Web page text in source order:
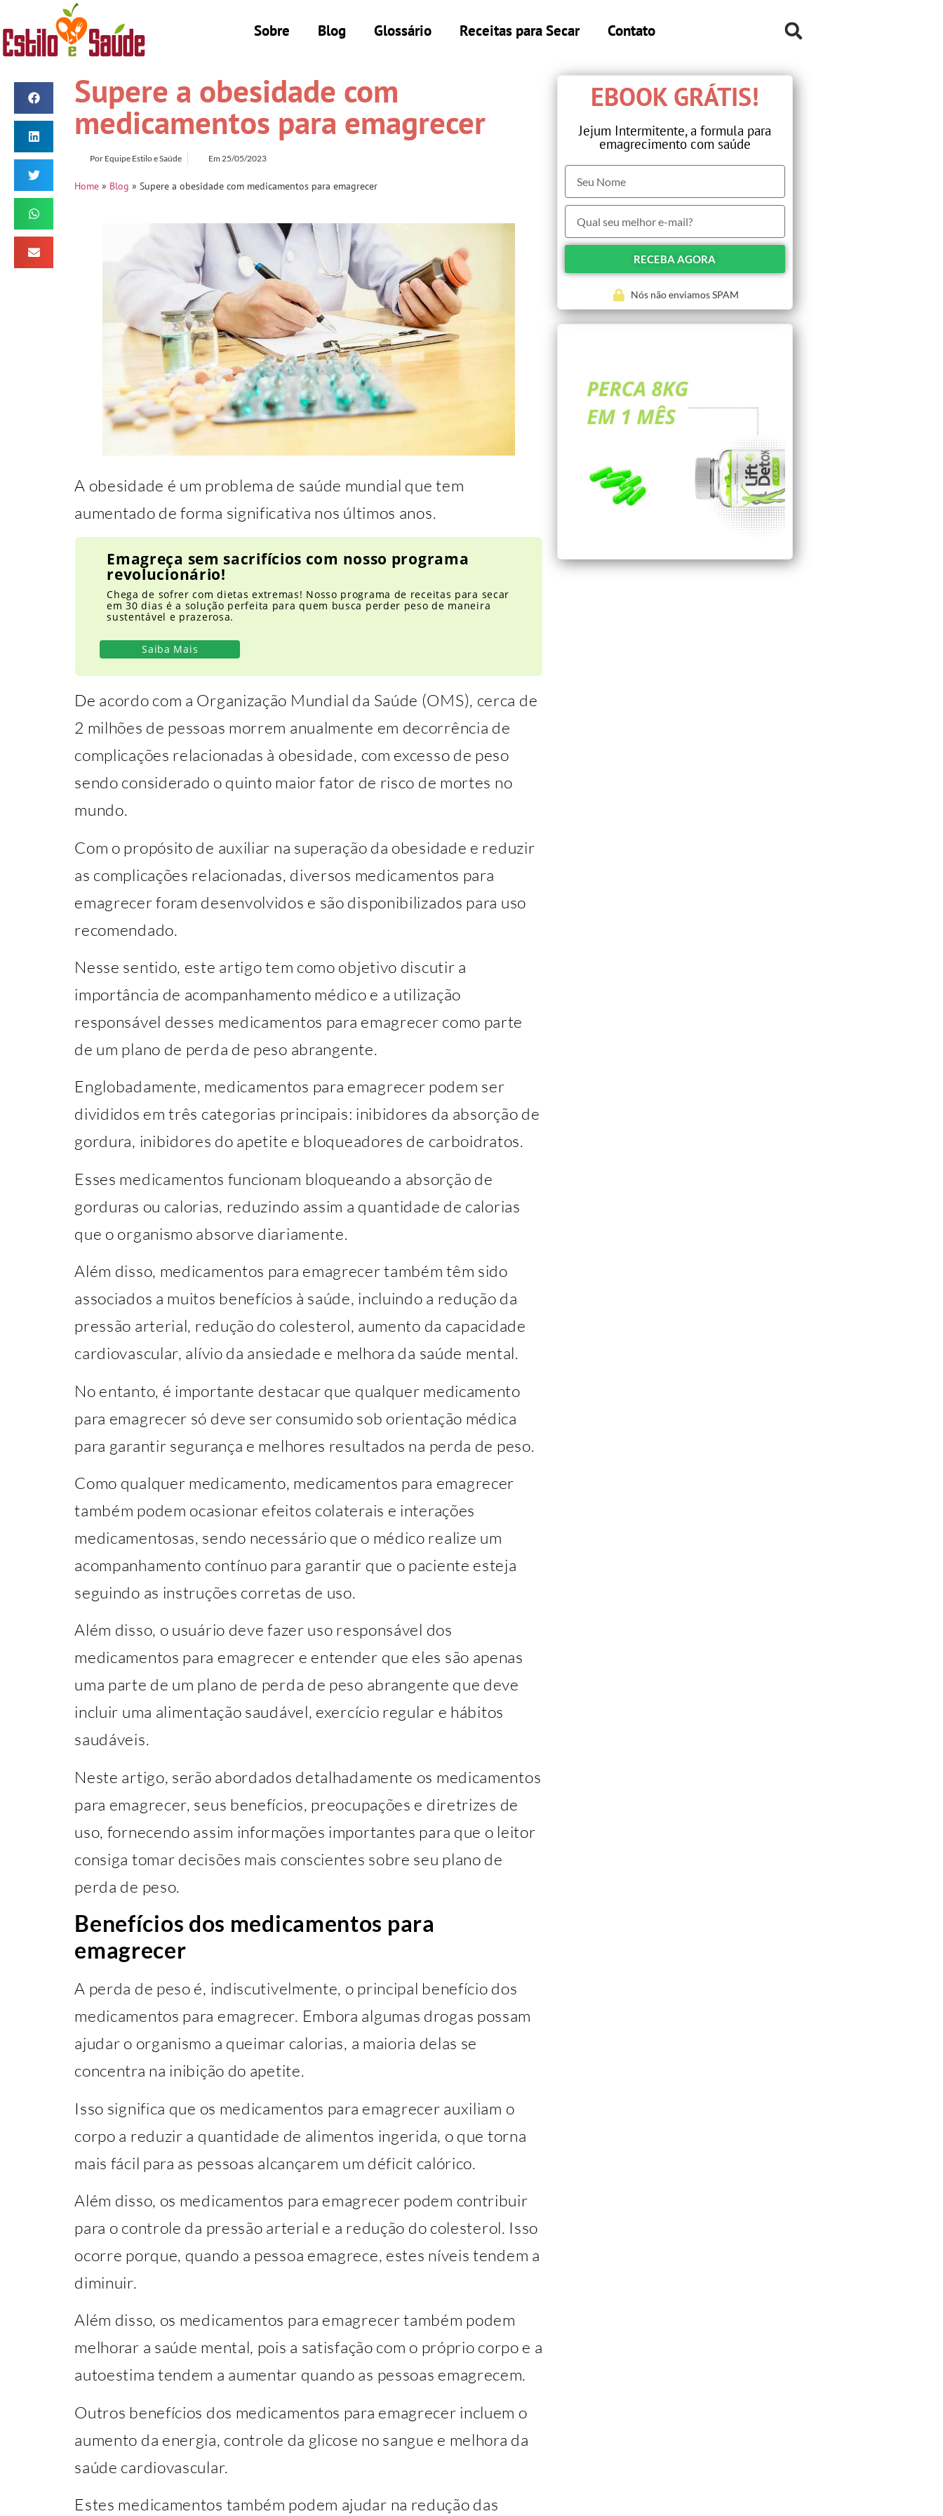
Sobre Blog Glossário Receitas para Secar Contato
Supere a obesidade com
medicamentos para emagrecer
Por Equipe Estilo e Saúde Em 25/05/2023
Home » Blog »Supere a obesidade com medicamentos para emagrecer
A obesidade é um problema de saúde mundial que tem
aumentado de forma significativa nos últimos anos.
Emagreça sem sacrifícios com nosso programa
revolucionário!
Chega de sofrer com dietas extremas! Nosso programa de receitas para secar
em 30 dias é a solução perfeita para quem busca perder peso de maneira
sustentável e prazerosa.
Saiba Mais
De acordo com a Organização Mundial da Saúde (OMS), cerca de
2 milhões de pessoas morrem anualmente em decorrência de
complicações relacionadas à obesidade, com excesso de peso
sendo considerado o quinto maior fator de risco de mortes no
mundo.
Com o propósito de auxiliar na superação da obesidade e reduzir
as complicações relacionadas, diversos medicamentos para
emagrecer foram desenvolvidos e são disponibilizados para uso
recomendado.
Nesse sentido, este artigo tem como objetivo discutir a
importância de acompanhamento médico e a utilização
responsável desses medicamentos para emagrecer como parte
de um plano de perda de peso abrangente.
Englobadamente, medicamentos para emagrecer podem ser
divididos em três categorias principais: inibidores da absorção de
gordura, inibidores do apetite e bloqueadores de carboidratos.
Esses medicamentos funcionam bloqueando a absorção de
gorduras ou calorias, reduzindo assim a quantidade de calorias
que o organismo absorve diariamente.
Além disso, medicamentos para emagrecer também têm sido
associados a muitos benefícios à saúde, incluindo a redução da
pressão arterial, redução do colesterol, aumento da capacidade
cardiovascular, alívio da ansiedade e melhora da saúde mental.
No entanto, é importante destacar que qualquer medicamento
para emagrecer só deve ser consumido sob orientação médica
para garantir segurança e melhores resultados na perda de peso.
Como qualquer medicamento, medicamentos para emagrecer
também podem ocasionar efeitos colaterais e interações
medicamentosas, sendo necessário que o médico realize um
acompanhamento contínuo para garantir que o paciente esteja
seguindo as instruções corretas de uso.
Além disso, o usuário deve fazer uso responsável dos
medicamentos para emagrecer e entender que eles são apenas
uma parte de um plano de perda de peso abrangente que deve
incluir uma alimentação saudável, exercício regular e hábitos
saudáveis.
Neste artigo, serão abordados detalhadamente os medicamentos
para emagrecer, seus benefícios, preocupações e diretrizes de
uso, fornecendo assim informações importantes para que o leitor
consiga tomar decisões mais conscientes sobre seu plano de
perda de peso.
Benefícios dos medicamentos para
emagrecer
A perda de peso é, indiscutivelmente, o principal benefício dos
medicamentos para emagrecer. Embora algumas drogas possam
ajudar o organismo a queimar calorias, a maioria delas se
concentra na inibição do apetite.
Isso significa que os medicamentos para emagrecer auxiliam o
corpo a reduzir a quantidade de alimentos ingerida, o que torna
mais fácil para as pessoas alcançarem um déficit calórico.
Além disso, os medicamentos para emagrecer podem contribuir
para o controle da pressão arterial e a redução do colesterol. Isso
ocorre porque, quando a pessoa emagrece, estes níveis tendem a
diminuir.
Além disso, os medicamentos para emagrecer também podem
melhorar a saúde mental, pois a satisfação com o próprio corpo e a
autoestima tendem a aumentar quando as pessoas emagrecem.
Outros benefícios dos medicamentos para emagrecer incluem o
aumento da energia, controle da glicose no sangue e melhora da
saúde cardiovascular.
Estes medicamentos também podem ajudar na redução das
EBOOK GRÁTIS!​
Jejum Intermitente, a formula para
emagrecimento com saúde​
RECEBA AGORA
Nós não enviamos SPAM